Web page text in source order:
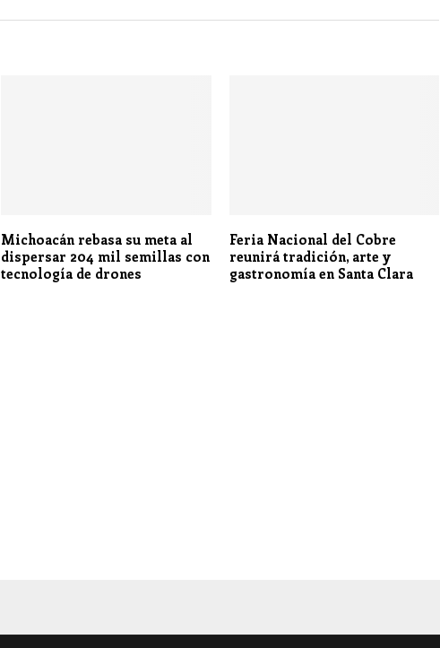
Michoacán rebasa su meta al
dispersar 204 mil semillas con
tecnología de drones
Feria Nacional del Cobre
reunirá tradición, arte y
gastronomía en Santa Clara